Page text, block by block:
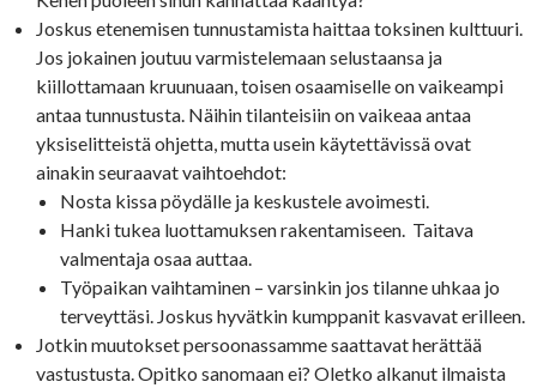
Joskus etenemisen tunnustamista haittaa toksinen kulttuuri.
Jos jokainen joutuu varmistelemaan selustaansa ja
kiillottamaan kruunuaan, toisen osaamiselle on vaikeampi
antaa tunnustusta. Näihin tilanteisiin on vaikeaa antaa
yksiselitteistä ohjetta, mutta usein käytettävissä ovat
ainakin seuraavat vaihtoehdot:
Nosta kissa pöydälle ja keskustele avoimesti.
Hanki tukea luottamuksen rakentamiseen. Taitava
valmentaja osaa auttaa.
Työpaikan vaihtaminen – varsinkin jos tilanne uhkaa jo
terveyttäsi. Joskus hyvätkin kumppanit kasvavat erilleen.
Jotkin muutokset persoonassamme saattavat herättää
vastustusta. Opitko sanomaan ei? Oletko alkanut ilmaista